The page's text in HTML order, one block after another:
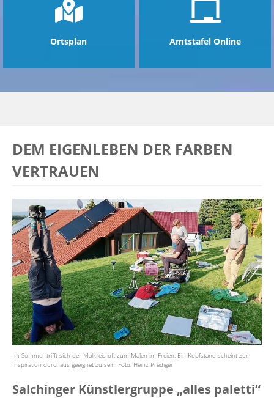
Ortsplan Amtstafel Online
DEM EIGENLEBEN DER FARBEN
VERTRAUEN
Im Sommer trifft sich der Malkreis oft zum Malen im Freien. Ein Kopfstand scheint zur
Inspiration durchaus geeignet zu sein. Foto: Heinz Prediger
Salchinger Künstlergruppe „alles paletti“